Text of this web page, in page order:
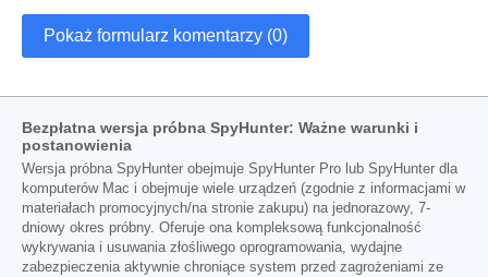
Pokaż formularz komentarzy (0)
Bezpłatna wersja próbna SpyHunter: Ważne warunki i
postanowienia
Wersja próbna SpyHunter obejmuje SpyHunter Pro lub SpyHunter dla
komputerów Mac i obejmuje wiele urządzeń (zgodnie z informacjami w
materiałach promocyjnych/na stronie zakupu) na jednorazowy, 7-
dniowy okres próbny. Oferuje ona kompleksową funkcjonalność
wykrywania i usuwania złośliwego oprogramowania, wydajne
zabezpieczenia aktywnie chroniące system przed zagrożeniami ze